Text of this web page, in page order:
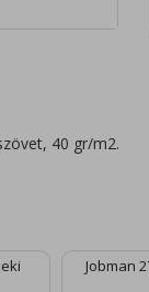
40 gr/m2.
Jobman